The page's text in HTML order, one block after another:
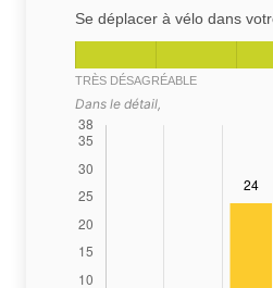
Se déplacer à vélo dans
TRÈS DÉSAGRÉABLE
Dans le détail,